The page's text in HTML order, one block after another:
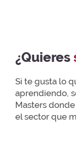
¿Quieres
Si te gusta lo
aprendiendo,
Masters
el sector que